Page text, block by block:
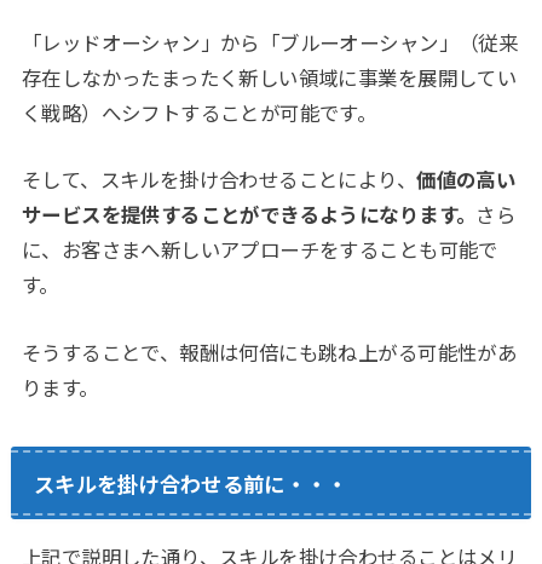
「レッドオーシャン」から「ブルーオーシャン」（従来
存在しなかったまったく新しい領域に事業を展開してい
く戦略）へシフトすることが可能です。
そして、スキルを掛け合わせることにより、価値の高い
サービスを提供することができるようになります。 さら
に、お客さまへ新しいアプローチをすることも可能で
す。
そうすることで、報酬は何倍にも跳ね上がる可能性があ
ります。
スキルを掛け合わせる前に・・・
上記で説明した通り、スキルを掛け合わせることはメリ